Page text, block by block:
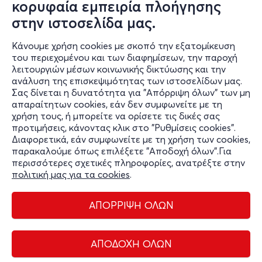
κορυφαία εμπειρία πλοήγησης
στην ιστοσελίδα μας.
Κάνουμε χρήση cookies με σκοπό την εξατομίκευση
του περιεχομένου και των διαφημίσεων, την παροχή
λειτουργιών μέσων κοινωνικής δικτύωσης και την
ανάλυση της επισκεψιμότητας των ιστοσελίδων μας.
Σας δίνεται η δυνατότητα για "Απόρριψη όλων" των μη
απαραίτητων cookies, εάν δεν συμφωνείτε με τη
χρήση τους, ή μπορείτε να ορίσετε τις δικές σας
προτιμήσεις, κάνοντας κλικ στο "Ρυθμίσεις cookies".
Διαφορετικά, εάν συμφωνείτε με τη χρήση των cookies,
παρακαλούμε όπως επιλέξετε "Αποδοχή όλων".Για
περισσότερες σχετικές πληροφορίες, ανατρέξτε στην
πολιτική μας για τα cookies.
ΑΠΟΡΡΙΨΗ ΟΛΩΝ
ΑΠΟΔΟΧΗ ΟΛΩΝ
email:info@sychronotheatro.gr, τηλ 2103464380
Instagram:@sychronotheatro_official
Διαχείριση cookies
Όροι Χρήσης